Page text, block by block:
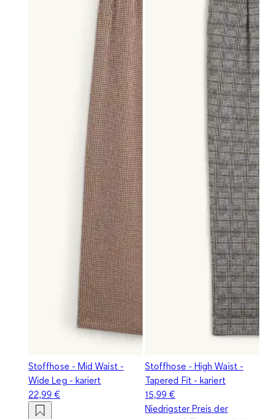
Stoffhose - Mid Waist -
Wide Leg - kariert
22,99 €
Stoffhose - High Waist -
Tapered Fit - kariert
15,99 €
Niedrigster Preis der